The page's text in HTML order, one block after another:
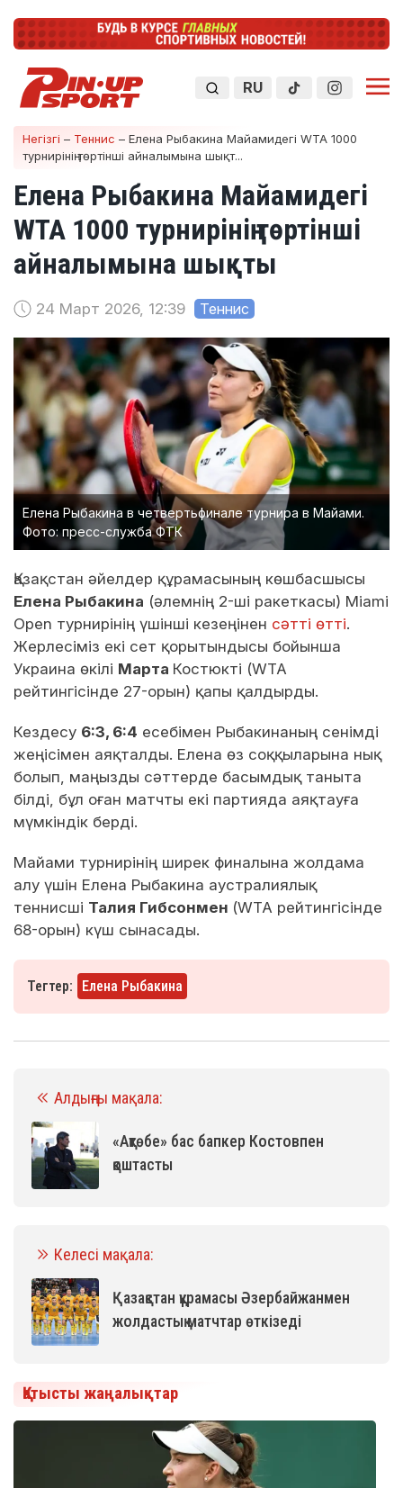
RU
Негізгі – Теннис – Елена Рыбакина Майамидегі WTA 1000
турнирінің төртінші айналымына шықт...
Елена Рыбакина Майамидегі
WTA 1000 турнирінің төртінші
айналымына шықты
24 Март 2026, 12:39 Теннис
Елена Рыбакина в четвертьфинале турнира в Майами.
Фото: пресс-служба ФТК
Қазақстан әйелдер құрамасының көшбасшысы
Елена Рыбакина (әлемнің 2-ші ракеткасы) Miami
Open турнирінің үшінші кезеңінен сәтті өтті.
Жерлесіміз екі сет қорытындысы бойынша
Украина өкілі Марта Костюкті (WTA
рейтингісінде 27-орын) қапы қалдырды.
Кездесу 6:3, 6:4 есебімен Рыбакинаның сенімді
жеңісімен аяқталды. Елена өз соққыларына нық
болып, маңызды сәттерде басымдық таныта
білді, бұл оған матчты екі партияда аяқтауға
мүмкіндік берді.
Майами турнирінің ширек финалына жолдама
алу үшін Елена Рыбакина аустралиялық
теннисші Талия Гибсонмен (WTA рейтингісінде
68-орын) күш сынасады.
Тегтер: Елена Рыбакина
Алдыңғы мақала:
«Ақтөбе» бас бапкер Костовпен
қоштасты
Келесі мақала:
Қазақстан құрамасы Әзербайжанмен
жолдастық матчтар өткізеді
Қатысты жаңалықтар